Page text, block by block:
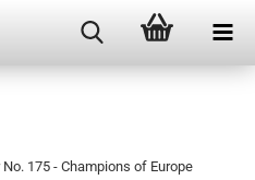
175 - Champions of Europe